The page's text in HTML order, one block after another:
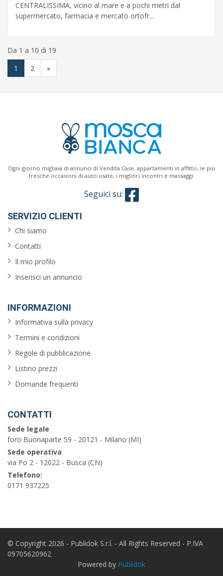
CENTRALISSIMA, vicino al mare e a pochi metri dal
supermercato, farmacia e mercato ortofr...
Da 1 a 10 di 19
1
2 »
Ogni giorno migliaia di annunci di Vendita Case, appartamenti in affitto, le più
fresche occasioni di auto usate, i migliori incontri e massaggi.
Seguici su:
SERVIZIO CLIENTI
Chi siamo
Contatti
Il mio profilo
Inserisci un annuncio
INFORMAZIONI
Informativa sulla privacy
Termini e condizioni
Regole di pubblicazione
Listino prezzi
Domande frequenti
CONTATTI
Sede legale
foro Buonaparte 59 - 20121 - Milano (MI)
Sede operativa
via Po 2 - 12022 - Busca (CN)
Telefono:
0171 937225
© Copyright 2026 - Publidok S.r.l. - All Rights Reserved - P.IVA
09705620962
Powered by Publidok